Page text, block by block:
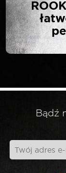
Twój adres
Wymagane
Twoja opinia*
Bądź